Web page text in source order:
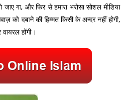
गा, और फिर से हमारा भरोसा सोशल मीडिया
को दबाने की हिम्मत किसी के अन्दर नहीं होगी,
होंगी।